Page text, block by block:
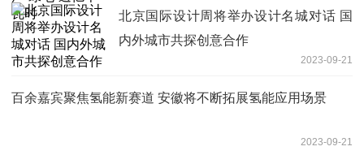
北京国际设计周将举办设计名城对话 国
内外城市共探创意合作
2023-09-21
百余嘉宾聚焦氢能新赛道 安徽将不断拓展氢能应用场景
2023-09-21